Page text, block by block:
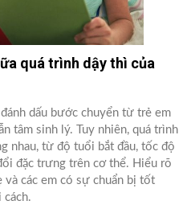
quá trình dậy thì của
dấu bước chuyển từ trẻ em
tâm sinh lý. Tuy nhiên, quá trình
nhau, từ độ tuổi bắt đầu, tốc độ
đặc trưng trên cơ thể. Hiểu rõ
và các em có sự chuẩn bị tốt
cách.